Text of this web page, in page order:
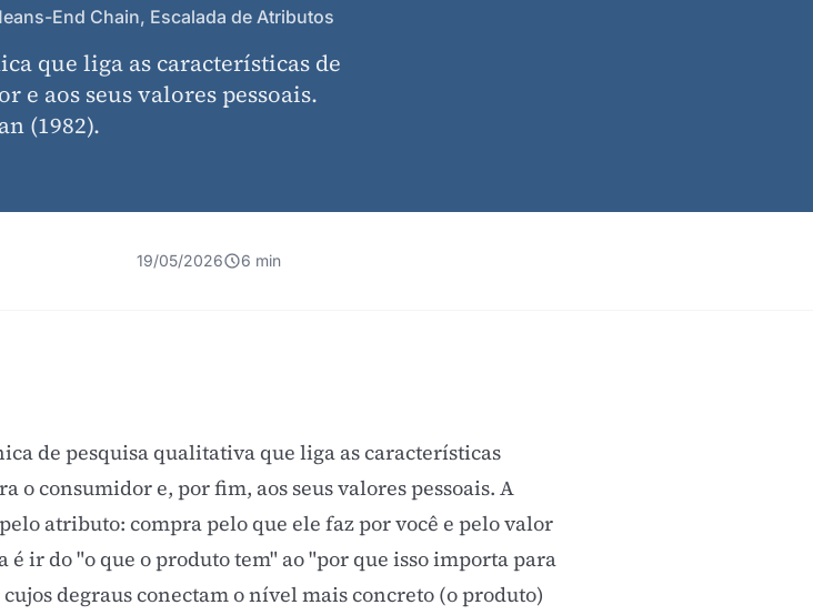
End Chain, Escalada de Atributos
que liga as características de
e aos seus valores pessoais.
(1982).
19/05/2026 6 min
de pesquisa qualitativa que liga as características
o consumidor e, por fim, aos seus valores pessoais. A
atributo: compra pelo que ele faz por você e pelo valor
ir do "o que o produto tem" ao "por que isso importa para
degraus conectam o nível mais concreto (o produto)